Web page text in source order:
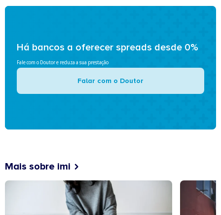
Há bancos a oferecer spreads desde 0%
Fale com o Doutor e reduza a sua prestação
Falar com o Doutor
Mais sobre imi